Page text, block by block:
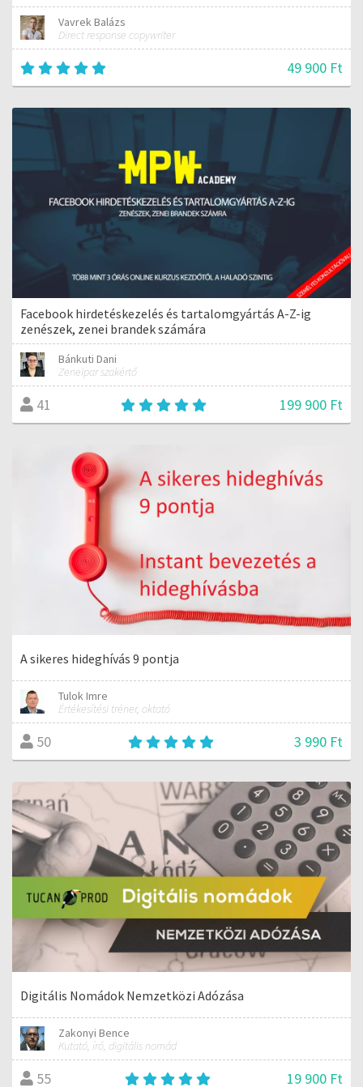
Vavrek Balázs
Direct response copywriter
49 900 Ft
Facebook hirdetéskezelés és tartalomgyártás A-Z-ig
zenészek, zenei brandek számára
Bánkuti Dani
Zeneipar szakértő
41 199 900 Ft
A sikeres hideghívás 9 pontja
Tulok Imre
Értékesítési tréner, oktató
50 3 990 Ft
Digitális Nomádok Nemzetközi Adózása
Zakonyi Bence
Kutató, író, digitális nomád
55 19 900 Ft